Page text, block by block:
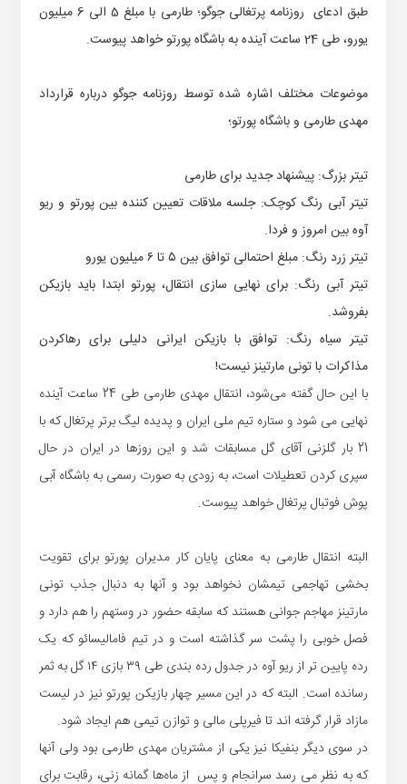
طبق ادعای روزنامه پرتغالی جوگو؛ طارمی با مبلغ 5 الی 6 میلیون
یورو، طی 24 ساعت آینده به باشگاه پورتو خواهد پیوست.
موضوعات مختلف اشاره شده توسط روزنامه جوگو درباره قرارداد
مهدی طارمی و باشگاه پورتو؛
تیتر بزرگ: پیشنهاد جدید برای طارمی
تیتر آبی رنگ کوچک: جلسه ملاقات تعیین کننده بین پورتو و ریو
آوه بین امروز و فردا.
تیتر زرد رنگ: مبلغ احتمالی توافق بین ۵ تا ۶ میلیون یورو
تیتر آبی رنگ: برای نهایی سازی انتقال، پورتو ابتدا باید بازیکن
بفروشد.
تیتر سیاه رنگ: توافق با بازیکن ایرانی دلیلی برای رهاکردن
مذاکرات با تونی مارتینز نیست!
با این حال گفته می‌شود، انتقال مهدی طارمی طی 24 ساعت آینده
نهایی می شود و ستاره تیم ملی ایران و پدیده لیگ برتر پرتغال که با
21 بار گلزنی آقای گل مسابقات شد و این روزها در ایران در حال
سپری کردن تعطیلات است، به زودی به صورت رسمی به باشگاه آبی
پوش فوتبال پرتغال خواهد پیوست.
البته انتقال طارمی به معنای پایان کار مدیران پورتو برای تقویت
بخشی تهاجمی تیمشان نخواهد بود و آنها به دنبال جذب تونی
مارتینز مهاجم جوانی هستند که سابقه حضور در وستهم را هم دارد و
فصل خوبی را پشت سر گذاشته است و در تیم فامالیسائو که یک
رده پایین تر از ریو آوه در جدول رده بندی طی ٣٩ بازی ١۴ گل به ثمر
رسانده است. البته که در این مسیر چهار بازیکن پورتو نیز در لیست
مازاد قرار گرفته اند تا فیرپلی مالی و توازن تیمی هم ایجاد شود.
در سوی دیگر بنفیکا نیز یکی از مشتریان مهدی طارمی بود ولی آنها
که به نظر می رسد سرانجام و پس از ماه‌ها گمانه زنی، رقابت برای